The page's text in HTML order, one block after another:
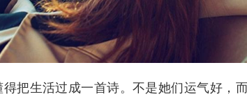
得把生活过成一首诗。不是她们运气好，